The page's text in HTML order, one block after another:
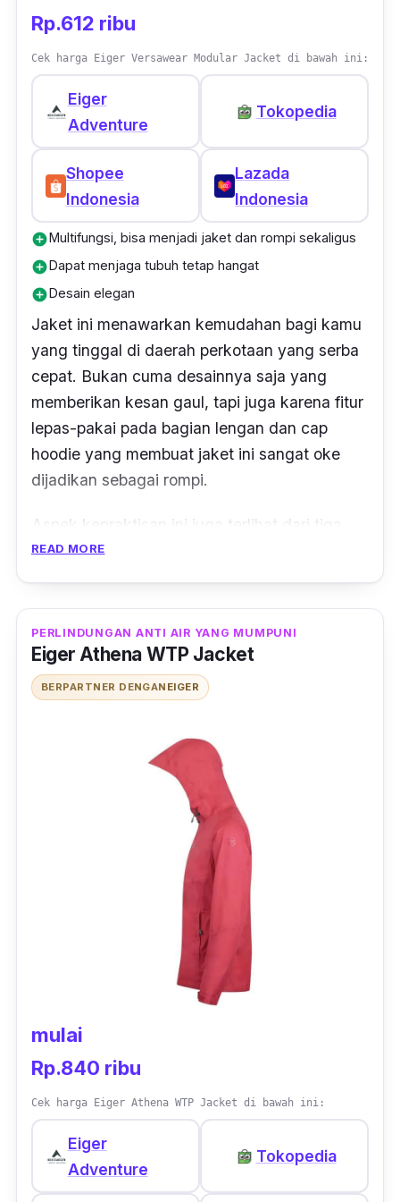
Rp.612 ribu
Cek harga Eiger Versawear Modular Jacket di bawah ini:
Eiger
Adventure
Tokopedia
Shopee
Indonesia
Lazada
Indonesia
add_circle Multifungsi, bisa menjadi jaket dan rompi sekaligus
add_circle Dapat menjaga tubuh tetap hangat
add_circle Desain elegan
Jaket ini menawarkan kemudahan bagi kamu
yang tinggal di daerah perkotaan yang serba
cepat. Bukan cuma desainnya saja yang
memberikan kesan gaul, tapi juga karena fitur
lepas-pakai pada bagian lengan dan cap
hoodie yang membuat jaket ini sangat oke
dijadikan sebagai rompi.
Aspek kepraktisan ini juga terlihat dari tiga
buah saku di bagian samping dan di dada
keren lagi berkat warna hitam solid
kegemaran semua laki-laki.
Konstruksi danpadding-nya menjaga tubuh
berpergian. Seri Versawear berbahan
polyester ini cocok kamu gunakan untuk
mengelilingi kota.
READ MORE
PERLINDUNGAN ANTI AIR YANG MUMPUNI
Eiger Athena WTP Jacket
BERPARTNER DENGAN EIGER
mulai
Rp.840 ribu
Cek harga Eiger Athena WTP Jacket di bawah ini:
Eiger
Adventure
Tokopedia